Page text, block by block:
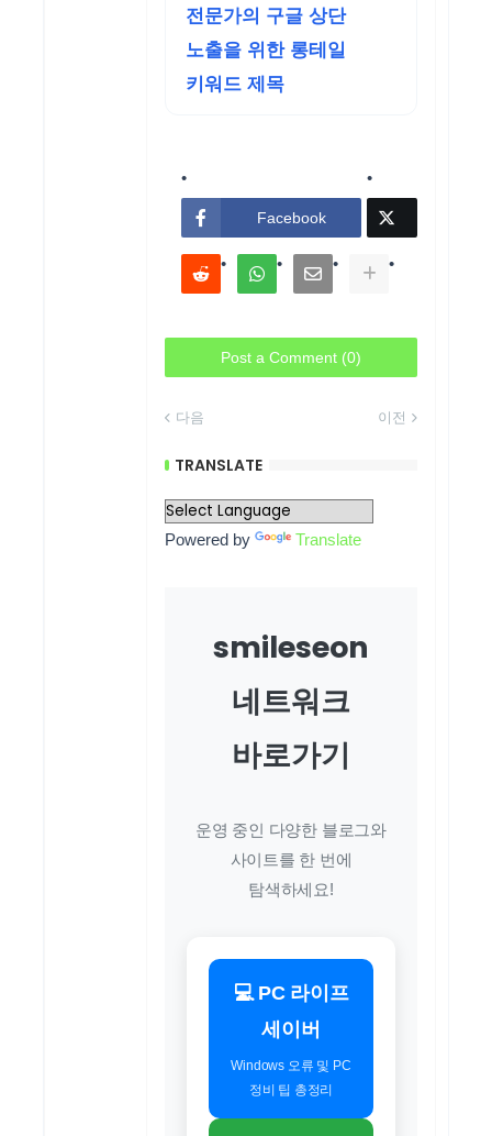
전문가의 구글 상단
노출을 위한 롱테일
키워드 제목
Facebook
Post a Comment (0)
다음 이전
TRANSLATE
Powered by Translate
smileseon
네트워크
바로가기
운영 중인 다양한 블로그와
사이트를 한 번에
탐색하세요!
💻 PC 라이프
세이버
Windows 오류 및 PC
정비 팁 총정리